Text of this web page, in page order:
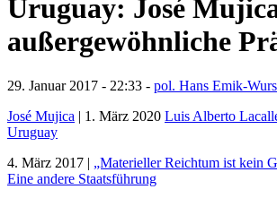
Uruguay: José
außergewöhnliche
29. Januar 2017 - 22:33 - pol. Hans Emik-
José Mujica | 1. März 2020 Luis Alberto
Uruguay
4. März 2017 | „Materieller Reichtum ist kein
Eine andere Staatsführung